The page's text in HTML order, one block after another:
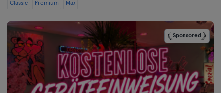
Classic Premium Max
Sponsored
Erfurt
Essen
Flensburg